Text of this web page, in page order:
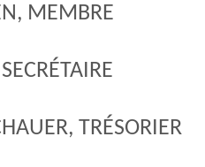
MEMBRE
TRÉSORIER